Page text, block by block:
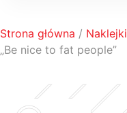
Strona główna / Naklejki
„Be nice to fat people”